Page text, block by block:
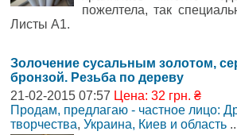
пожелтела, так
Листы А1.
Золочение сусальным золотом,
бронзой. Резьба по дереву
21-02-2015 07:57 Цена: 32 грн. ₴
Продам, предлагаю - частное лицо:
творчества, Украина, Киев и область